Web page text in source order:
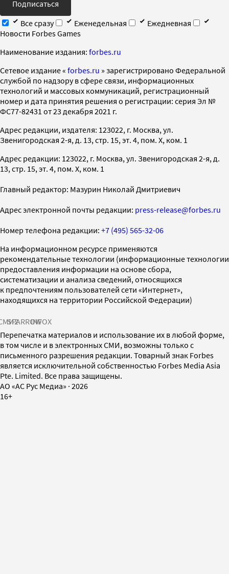
Подписаться
Все сразу
Еженедельная
Ежедневная
Новости Forbes Games
Наименование издания: forbes.ru
Cетевое издание « forbes.ru » зарегистрировано Федеральной
службой по надзору в сфере связи, информационных
технологий и массовых коммуникаций, регистрационный
номер и дата принятия решения о регистрации: серия Эл №
ФС77-82431 от 23 декабря 2021 г.
Адрес редакции, издателя: 123022, г. Москва, ул.
Звенигородская 2-я, д. 13, стр. 15, эт. 4, пом. X, ком. 1
Адрес редакции: 123022, г. Москва, ул. Звенигородская 2-я, д.
13, стр. 15, эт. 4, пом. X, ком. 1
Главный редактор: Мазурин Николай Дмитриевич
Адрес электронной почты редакции: press-release@forbes.ru
Номер телефона редакции: +7 (495) 565-32-06
На информационном ресурсе применяются
рекомендательные технологии (информационные технологии
предоставления информации на основе сбора,
систематизации и анализа сведений, относящихся
к предпочтениям пользователей сети «Интернет»,
находящихся на территории Российской Федерации)
SPARROWINFOX
Перепечатка материалов и использование их в любой форме,
в том числе и в электронных СМИ, возможны только с
письменного разрешения редакции. Товарный знак Forbes
является исключительной собственностью Forbes Media Asia
Pte. Limited. Все права защищены.
AO «АС Рус Медиа» · 2026
16+